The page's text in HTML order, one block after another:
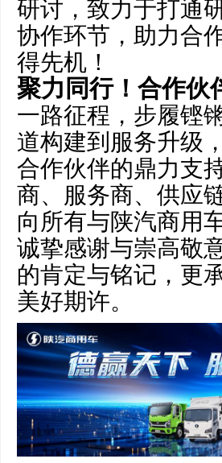
研讨，致力于打通
协作环节，助力合
得先机！
聚力同行！合作伙
一路征程，步履铿
道构建到服务升级
合作伙伴的鼎力支
商、服务商、供应
向所有与陕汽商用
诚挚感谢与崇高敬
的肯定与铭记，更
美好期许。